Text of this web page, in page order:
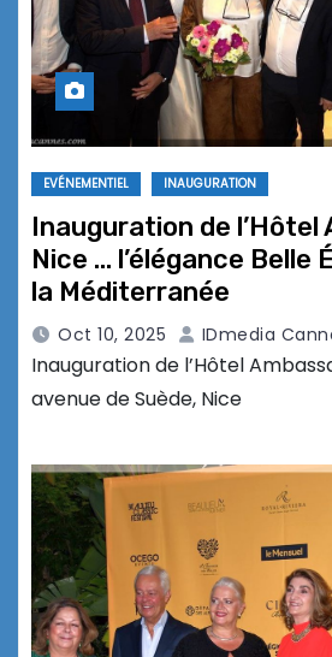
EVÉNEMENTIEL INAUGURATION
Inauguration de l’Hôtel
Nice … l’élégance Belle
la Méditerranée
Oct 10, 2025 IDmedia
Inauguration de l’Hôtel
avenue de Suède, Nice